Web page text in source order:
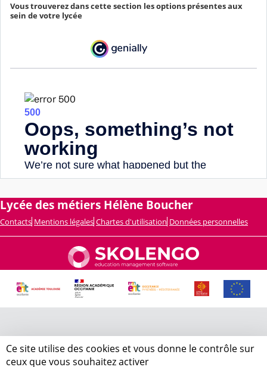
Vous trouverez dans cette section les options présentes aux
sein de votre lycée
Lycée des métiers Hélène Boucher
Contacts Mentions légales Chartes d'utilisation Données personnelles
Ce site utilise des cookies et vous donne le contrôle sur
ceux que vous souhaitez activer